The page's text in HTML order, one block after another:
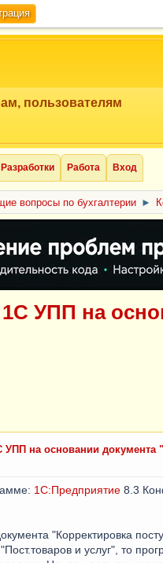
пользователям
Разработки Работа Вход
вопросы по бухгалтерии ►
УПП на
УПП на основании документа
1С:Предприятие 8.3
"Корректировка
и услуг", то